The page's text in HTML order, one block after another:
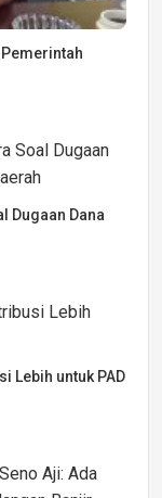
Dugaan Dana
Lebih untuk PAD